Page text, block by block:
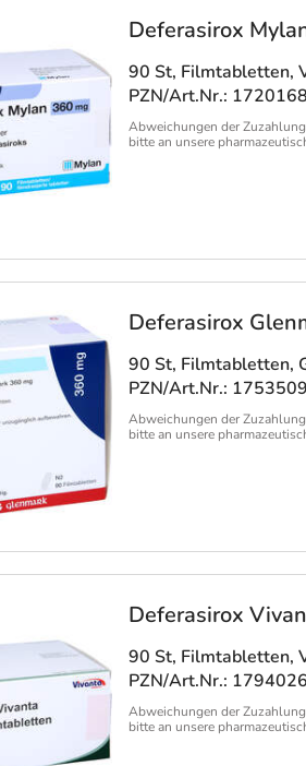
Deferasirox
90 St, Filmtabletten,
PZN/Art.Nr.:
Abweichungen der
bitte an unsere
Deferasirox
90 St, Filmtabletten,
PZN/Art.Nr.:
Abweichungen der
bitte an unsere
Deferasirox
90 St, Filmtabletten,
PZN/Art.Nr.:
Abweichungen der
bitte an unsere